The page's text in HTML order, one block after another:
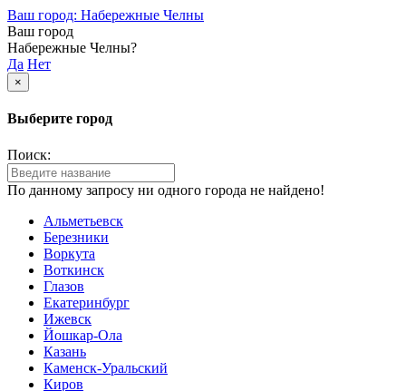
Ваш город: Набережные Челны
Ваш город
Набережные Челны?
Да Нет
×
Выберите город
Поиск:
По данному запросу ни одного города не найдено!
Альметьевск
Березники
Воркута
Воткинск
Глазов
Екатеринбург
Ижевск
Йошкар-Ола
Казань
Каменск-Уральский
Киров